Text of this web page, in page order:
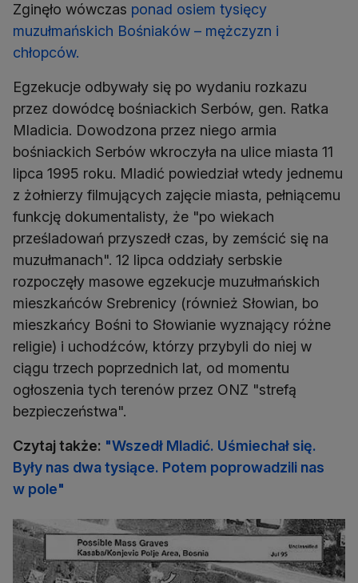
Zginęło wówczas ponad osiem tysięcy
muzułmańskich Bośniaków – mężczyzn i
chłopców.
Egzekucje odbywały się po wydaniu rozkazu
przez dowódcę bośniackich Serbów, gen. Ratka
Mladicia. Dowodzona przez niego armia
bośniackich Serbów wkroczyła na ulice miasta 11
lipca 1995 roku. Mladić powiedział wtedy jednemu
z żołnierzy filmujących zajęcie miasta, pełniącemu
funkcję dokumentalisty, że "po wiekach
prześladowań przyszedł czas, by zemścić się na
muzułmanach". 12 lipca oddziały serbskie
rozpoczęły masowe egzekucje muzułmańskich
mieszkańców Srebrenicy (również Słowian, bo
mieszkańcy Bośni to Słowianie wyznający różne
religie) i uchodźców, którzy przybyli do niej w
ciągu trzech poprzednich lat, od momentu
ogłoszenia tych terenów przez ONZ "strefą
bezpieczeństwa".
Czytaj także: "Wszedł Mladić. Uśmiechał się.
Były nas dwa tysiące. Potem poprowadzili nas
w pole"